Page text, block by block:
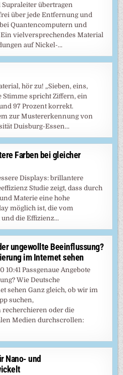
übertragen
über jede Entfernung und
Quantencomputern und
vielversprechendes Material
auf Nickel-…
hör zu! „Sieben, eins,
Stimme spricht Ziffern, ein
97 Prozent korrekt.
zur Mustererkennung von
Duisburg-Essen…
Farben bei gleicher
Displays: brillantere
Studie zeigt, dass durch
Materie eine hohe
möglich ist, die vom
die Effizienz…
ungewollte Beeinflussung?
im Internet sehen
Passgenaue Angebote
Wie Deutsche
sehen Ganz gleich, ob wir im
suchen,
oder die
Medien durchscrollen:
Nano- und